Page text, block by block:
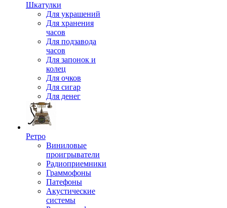
Шкатулки
Для украшений
Для хранения
часов
Для подзавода
часов
Для запонок и
колец
Для очков
Для сигар
Для денег
Ретро
Виниловые
проигрыватели
Радиоприемники
Граммофоны
Патефоны
Акустические
системы